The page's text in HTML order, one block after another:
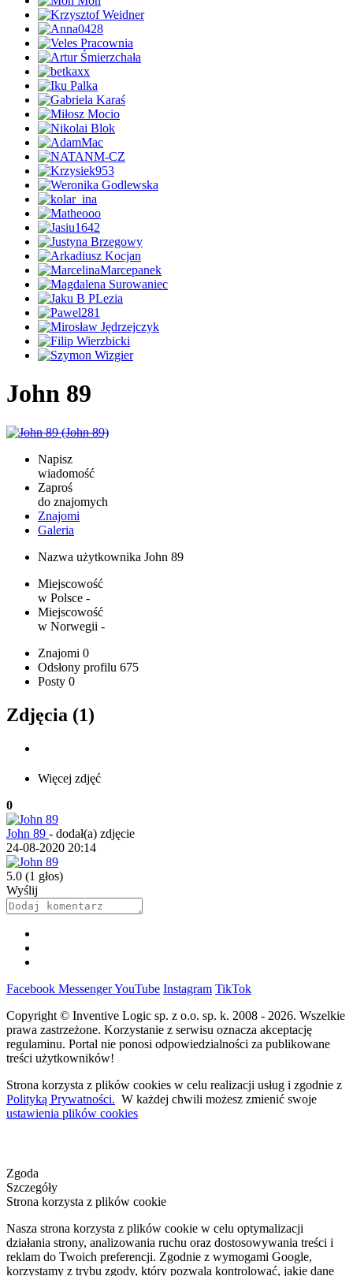
John 89
Napisz
wiadomość
Zaproś
do znajomych
Znajomi
Galeria
Nazwa użytkownika John 89
Miejscowość
w Polsce -
Miejscowość
w Norwegii -
Znajomi 0
Odsłony profilu 675
Posty 0
Zdjęcia (1)
Więcej zdjęć
0
John 89 - dodał(a) zdjęcie
24-08-2020 20:14
5.0 (1 głos)
Wyślij
Facebook MessengerYouTube Instagram TikTok
Copyright © Inventive Logic sp. z o.o. sp. k. 2008 - 2026. Wszelkie
prawa zastrzeżone. Korzystanie z serwisu oznacza akceptację
regulaminu. Portal nie ponosi odpowiedzialności za publikowane
treści użytkowników!
Strona korzysta z plików cookies w celu realizacji usług i zgodnie z
Polityką Prywatności. W każdej chwili możesz zmienić swoje
ustawienia plików cookies
Zgoda
Szczegóły
Strona korzysta z plików cookie
Nasza strona korzysta z plików cookie w celu optymalizacji
działania strony, analizowania ruchu oraz dostosowywania treści i
reklam do Twoich preferencji. Zgodnie z wymogami Google,
korzystamy z trybu zgody, który pozwala kontrolować, jakie dane